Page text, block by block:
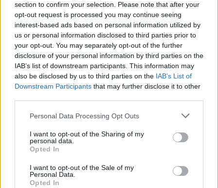
section to confirm your selection. Please note that after your
opt-out request is processed you may continue seeing
interest-based ads based on personal information utilized by
us or personal information disclosed to third parties prior to
your opt-out. You may separately opt-out of the further
disclosure of your personal information by third parties on the
IAB’s list of downstream participants. This information may
also be disclosed by us to third parties on the IAB’s List of
Downstream Participants that may further disclose it to other
Please note that this website/app uses one or more Google
not limited to your visit or usage behaviour. You may click to
grant or deny consent to Google and its third-party tags to
use your data for below specified purposes in below Google
consent section.
Personal Data Processing Opt Outs
I want to opt-out of the Sharing of my
personal data.
Opted In
I want to opt-out of the Sale of my
Personal Data.
Opted In
F
a
ce
b
o
o
k
T
w
it
te
r
Pi
n
te
re
st
W
h
at
s
A
p
p
S
h
a
re
Articolo precedente
Prossimo articolo
reading su Atzeni
La Maddalena, festa per i 30 anni del Diving
center di Tegge